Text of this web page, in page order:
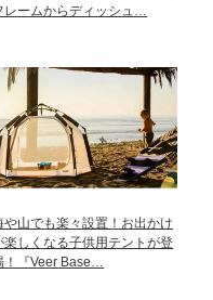
レームからディッシュ…
や山でも楽々設置！お出かけ
楽しくなる子供用テントが登
！『Veer Base…